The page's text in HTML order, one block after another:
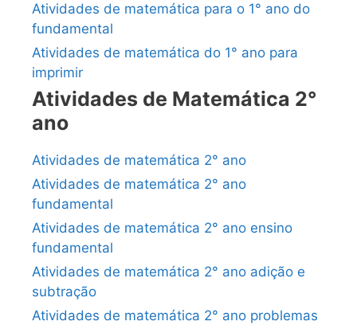
Atividades de matemática para o 1° ano do
fundamental
Atividades de matemática do 1° ano para
imprimir
Atividades de Matemática 2°
ano
Atividades de matemática 2° ano
Atividades de matemática 2° ano
fundamental
Atividades de matemática 2° ano ensino
fundamental
Atividades de matemática 2° ano adição e
subtração
Atividades de matemática 2° ano problemas